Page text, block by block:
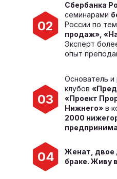
02
Сбербанка
семинарами
России по
продаж»,
Эксперт
опыт
03
Основатель и
клубов
«Проект
Нижнего» в
2000
04
Женат, двое
браке. Живу